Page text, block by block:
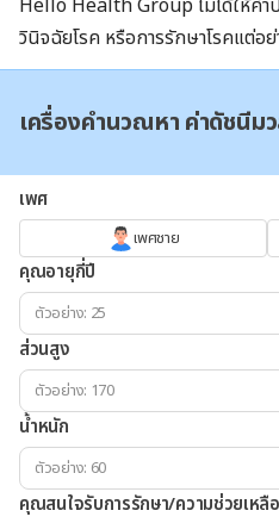
Hello Health Group ไม่ได้ให้คำ
วินิจฉัยโรค หรือการรักษาโรคแต่อย่
เครื่องคำนวณหา ค่าดัชนีม
เพศ
เพศชาย
คุณอายุกี่ปี
ส่วนสูง
น้ำหนัก
คุณสนใจรับการรักษา/ความช่วยเห